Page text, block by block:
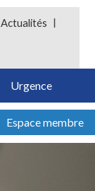
Actualités
Urgence
Espace membre